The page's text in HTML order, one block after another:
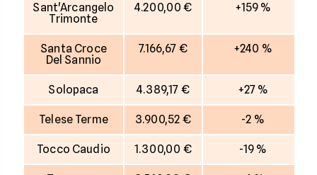
Sant'Arcangelo
Trimonte
4.200,00 € +159 %
Santa Croce
Del Sannio
7.166,67 € +240 %
Solopaca 4.389,17 € +27 %
Telese Terme 3.900,52 € -2 %
Tocco Caudio 1.300,00 € -19 %